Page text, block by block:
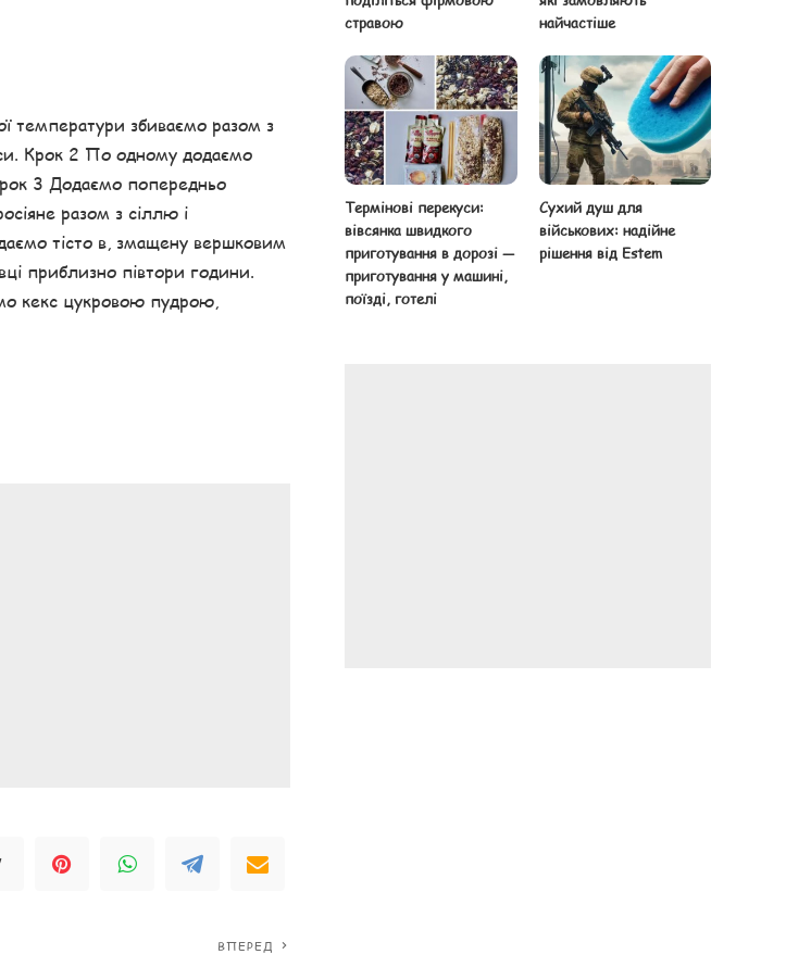
температури збиваємо разом з
Крок 2 По одному додаємо
3 Додаємо попередньо
разом з сіллю і
тісто в, змащену вершковим
приблизно півтори години.
кекс цукровою пудрою,
ВПЕРЕД
стравою
найчастіше
Термінові перекуси:
вівсянка швидкого
приготування в дорозі —
приготування у машині,
поїзді, готелі
Сухий душ для
військових: надійне
рішення від Estem